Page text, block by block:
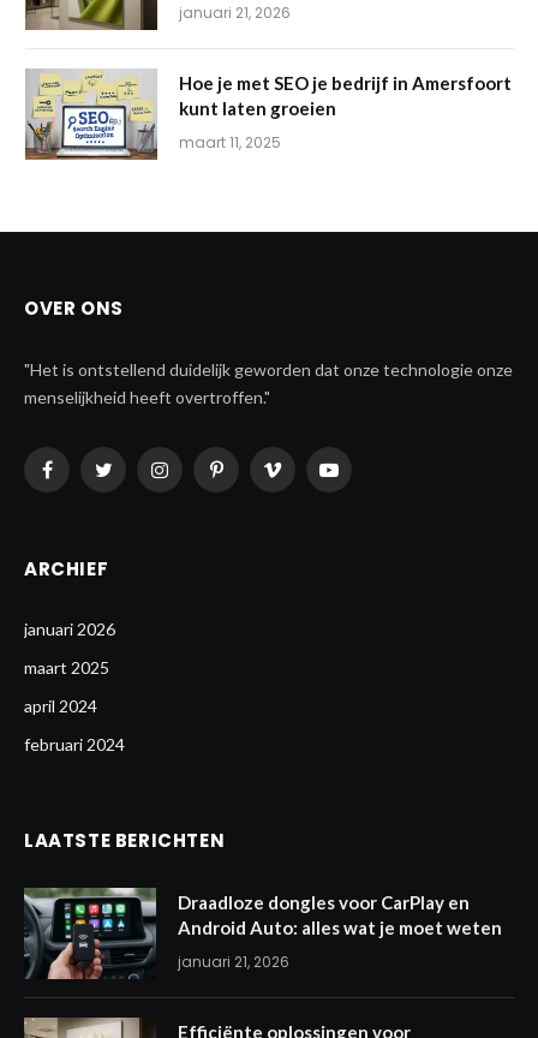
januari 21, 2026
Hoe je met SEO je bedrijf in Amersfoort
kunt laten groeien
maart 11, 2025
OVER ONS
"Het is ontstellend duidelijk geworden dat onze technologie onze
menselijkheid heeft overtroffen."
FacebookTwitterInstagramPinterestVimeo YouTube
ARCHIEF
januari 2026
maart 2025
april 2024
februari 2024
LAATSTE BERICHTEN
Draadloze dongles voor CarPlay en
Android Auto: alles wat je moet weten
januari 21, 2026
Efficiënte oplossingen voor